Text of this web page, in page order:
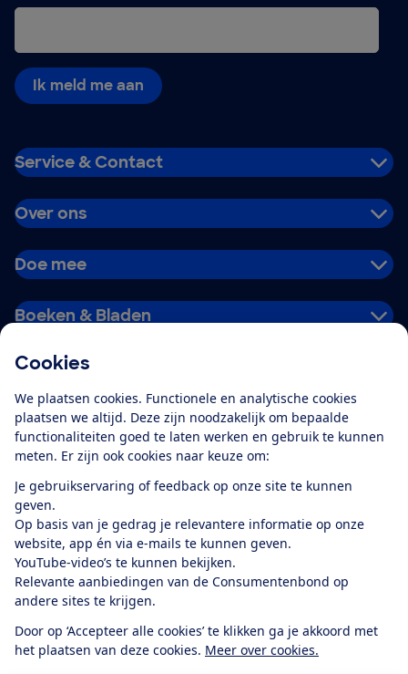
Cookies
We plaatsen cookies. Functionele en analytische cookies
plaatsen we altijd. Deze zijn noodzakelijk om bepaalde
functionaliteiten goed te laten werken en gebruik te kunnen
meten. Er zijn ook cookies naar keuze om:
Je gebruikservaring of feedback op onze site te kunnen
geven.
Op basis van je gedrag je relevantere informatie op onze
website, app én via e-mails te kunnen geven.
YouTube-video’s te kunnen bekijken.
Relevante aanbiedingen van de Consumentenbond op
andere sites te krijgen.
Door op ‘Accepteer alle cookies’ te klikken ga je akkoord met
het plaatsen van deze cookies. Meer over cookies.
Ik meld me aan
Service & Contact
Over ons
Doe mee
Boeken & Bladen
Alles over de
app
Algemene Voorwaarden
Privacyverklaring
Cookiebeleid
Privacyvoorkeuren
Toegankelijkheid
RSS-feed nieuws
Facebook
TwitterInstagram
YoutubeLinkedIn
12.901consumentenbeoordelen de Consumentenbondmet gemiddeld